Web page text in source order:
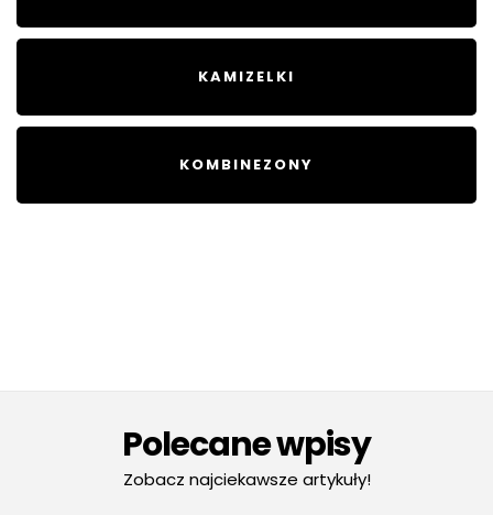
KAMIZELKI
KOMBINEZONY
Polecane wpisy
Zobacz najciekawsze artykuły!